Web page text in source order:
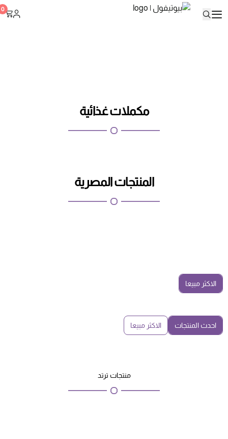
0
مكملات غذائية
المنتجات المصرية
الاكثر مبيعا
احدث المنتجات الاكثر مبيعا
منتجات ترتد